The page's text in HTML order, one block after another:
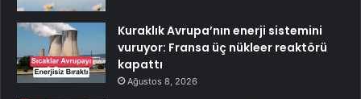
Kuraklık Avrupa’nın enerji sistemini
vuruyor: Fransa üç nükleer reaktörü
kapattı
Ağustos 8, 2026